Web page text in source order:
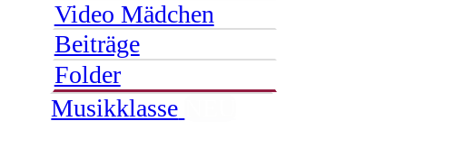
Video Mädchen
Beiträge
Folder
Musikklasse